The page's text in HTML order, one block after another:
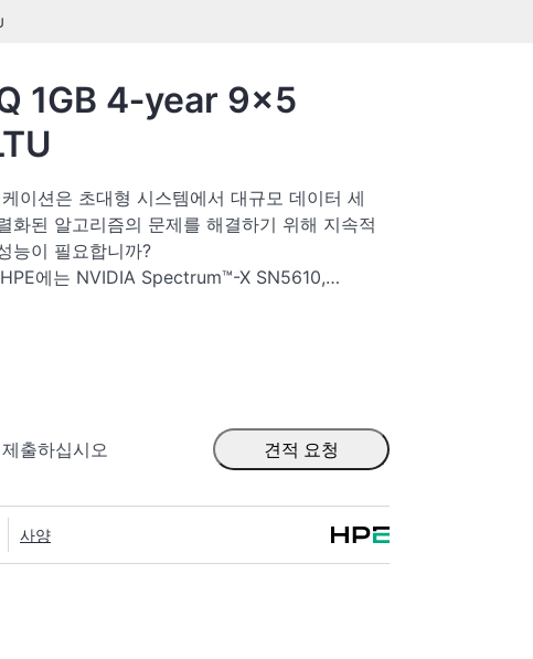
1GB 4‑year 9x5
이션은 초대형 시스템에서 대규모 데이터 세
화된 알고리즘의 문제를 해결하기 위해 지속적
능이 필요합니까?
에는 NVIDIA Spectrum™-X SN5610,
표준 이더넷 패브릭에 호환되며 성능과 기능
는 밀도 높은 2U 폼 팩터에 구성 가능한
원하여 데이터 센터 네트워킹 요구 사항을 간
Spectrum SN2000 시리즈 스위치는 리프/스
Quantum-2는 사전 구성된 프로그래밍
컴퓨팅 가속 기술을 확장합니다.
출하십시오 견적 요청
사양